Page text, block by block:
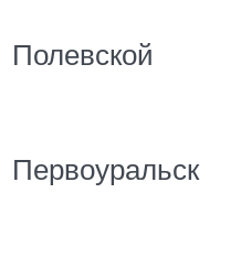
Полевской
Первоуральск